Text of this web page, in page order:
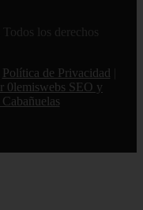
los derechos
Política de Privacidad
0lemiswebs SEO y